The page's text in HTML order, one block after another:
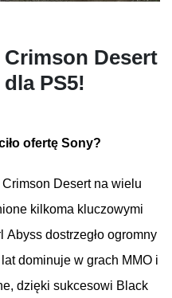
Crimson Desert
dlaPS5!
ofertę Sony?
Crimson Desert na wielu
kilkoma kluczowymi
Abyss dostrzegło ogromny
lat dominuje w grach MMO i
, dzięki sukcesowi Black